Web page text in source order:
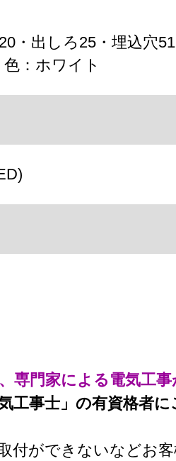
・出しろ25・埋込穴
：ホワイト
、専門家による電気工
工事士」の有資格者
付ができないなどお